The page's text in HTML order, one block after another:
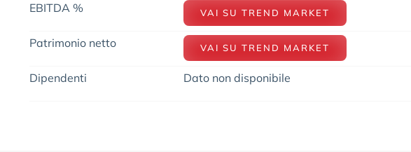
EBITDA % VAI SU TREND MARKET
Patrimonio netto VAI SU TREND MARKET
Dipendenti Dato non disponibile